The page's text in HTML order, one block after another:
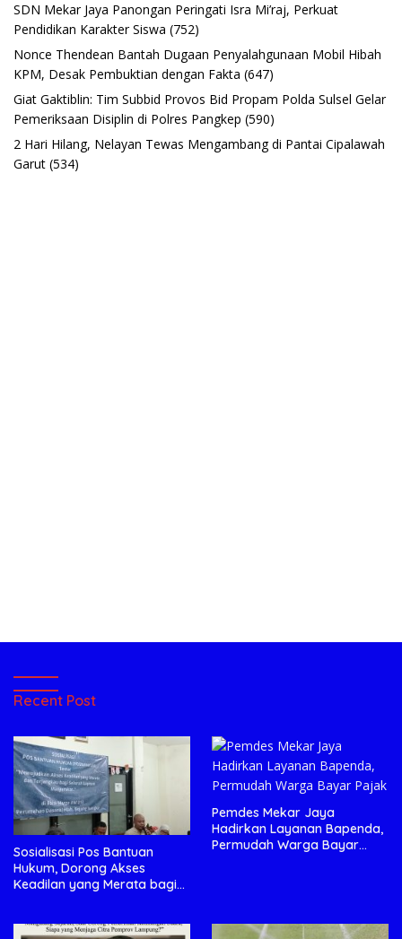
SDN Mekar Jaya Panongan Peringati Isra Mi’raj, Perkuat
Pendidikan Karakter Siswa (752)
Nonce Thendean Bantah Dugaan Penyalahgunaan Mobil Hibah
KPM, Desak Pembuktian dengan Fakta (647)
Giat Gaktiblin: Tim Subbid Provos Bid Propam Polda Sulsel Gelar
Pemeriksaan Disiplin di Polres Pangkep (590)
2 Hari Hilang, Nelayan Tewas Mengambang di Pantai Cipalawah
Garut (534)
Recent Post
Sosialisasi Pos Bantuan
Hukum, Dorong Akses
Keadilan yang Merata bagi
Pemdes Mekar Jaya
Hadirkan Layanan Bapenda,
Permudah Warga Bayar